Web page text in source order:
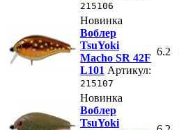
215106
Новинка
Воблер
TsuYoki
Macho SR 42F
L101 Артикул:
215107
6.2
Новинка
Воблер
TsuYoki